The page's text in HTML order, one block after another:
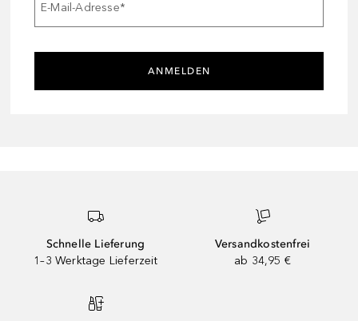
E-Mail-Adresse*
ANMELDEN
Schnelle Lieferung
1–3 Werktage Lieferzeit
Versandkostenfrei
ab 34,95 €